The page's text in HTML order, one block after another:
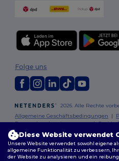
2026. Alle Rechte
Allgemeine Geschäftsbedingungen |
Datenschutzbestimmungen|
Folge uns
Berlin| Hamburg | München | Köln |
Stuttgart |Düsseldorf| Bremen
Diese Website verwendet
Unsere Website verwendet sowohl eigene
allgemeine Funktionalität zu verbessern,
der Website zu analysieren und ein